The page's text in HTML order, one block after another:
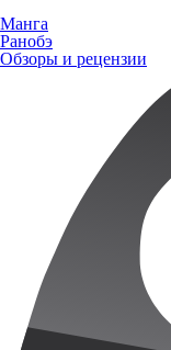
Манга
Ранобэ
Обзоры и рецензии